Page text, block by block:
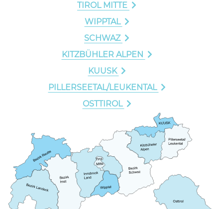
TIROL MITTE
WIPPTAL
SCHWAZ
KITZBÜHLER ALPEN
KUUSK
PILLERSEETAL/LEUKENTAL
OSTTIROL